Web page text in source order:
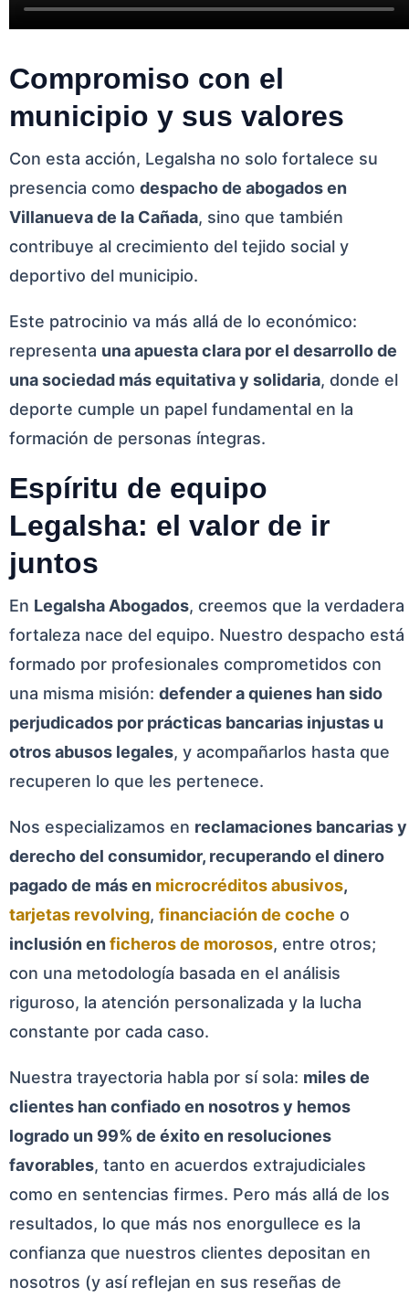
Compromiso con el
municipio y sus valores
Con esta acción, Legalsha no solo fortalece su
presencia como despacho de abogados en
Villanueva de la Cañada, sino que también
contribuye al crecimiento del tejido social y
deportivo del municipio.
Este patrocinio va más allá de lo económico:
representa una apuesta clara por el desarrollo de
una sociedad más equitativa y solidaria, donde el
deporte cumple un papel fundamental en la
formación de personas íntegras.
Espíritu de equipo
Legalsha: el valor de ir
juntos
En Legalsha Abogados, creemos que la verdadera
fortaleza nace del equipo. Nuestro despacho está
formado por profesionales comprometidos con
una misma misión: defender a quienes han sido
perjudicados por prácticas bancarias injustas u
otros abusos legales, y acompañarlos hasta que
recuperen lo que les pertenece.
Nos especializamos en reclamaciones bancarias y
derecho del consumidor, recuperando el dinero
pagado de más en microcréditos abusivos,
tarjetas revolving, financiación de coche o
inclusión enficheros de morosos, entre otros;
con una metodología basada en el análisis
riguroso, la atención personalizada y la lucha
constante por cada caso.
Nuestra trayectoria habla por sí sola: miles de
clientes han confiado en nosotros y hemos
logrado un 99% de éxito en resoluciones
favorables, tanto en acuerdos extrajudiciales
como en sentencias firmes. Pero más allá de los
resultados, lo que más nos enorgullece es la
confianza que nuestros clientes depositan en
nosotros (y así reflejan en sus reseñas de